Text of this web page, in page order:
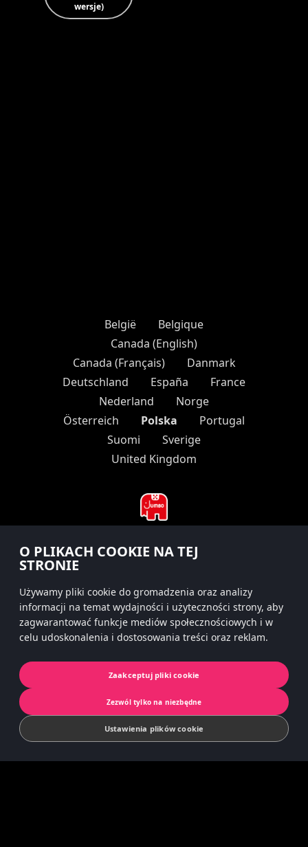
O PLIKACH COOKIE NA TEJ
STRONIE
Używamy pliki cookie do gromadzenia oraz analizy
informacji na temat wydajności i użyteczności strony, aby
zagwarantować funkcje mediów społecznościowych i w
celu udoskonalenia i dostosowania treści oraz reklam.
Zaakceptuj pliki cookie
Zezwól tylko na niezbędne
Ustawienia plików cookie
wersje)
België
Belgique
Canada (English)
Canada (Français)
Danmark
Deutschland
España
France
Nederland
Norge
Österreich
Polska
Portugal
Suomi
Sverige
United Kingdom
#hitsterparty
concept by Slættaratindur AB & Friends